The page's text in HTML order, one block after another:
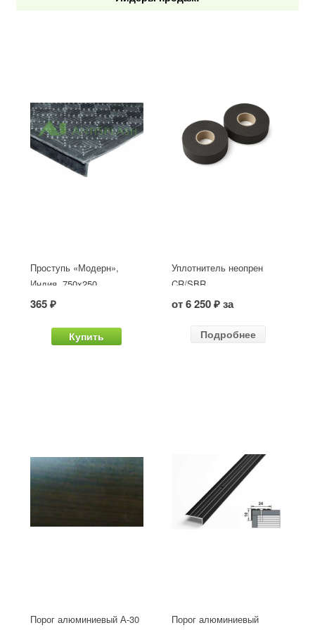
Проступь «Модерн»,
Индия, 750x250
365 ₽
Купить
Уплотнитель неопрен
CR/SBR
от 6 250 ₽ за
Подробнее
Порог алюминиевый А-30
Порог алюминиевый